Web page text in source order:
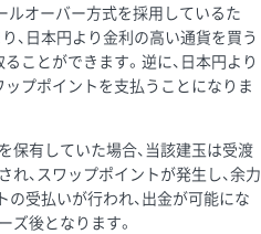
ルオーバー方式を採用しているた
、日本円より金利の高い通貨を買う
ことができます。逆に、日本円より
プポイントを支払うことになりま
保有していた場合、当該建玉は受渡
、スワップポイントが発生し、余力
受払いが行われ、出金が可能にな
ズ後となります。